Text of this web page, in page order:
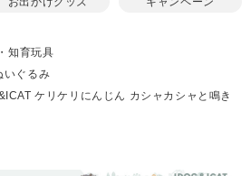
知育玩具
いぐるみ
ケリケリにんじん カシャカシャと鳴き